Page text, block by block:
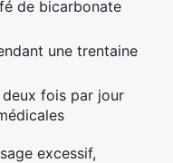
de bicarbonate
une trentaine
deux fois par jour
excessif,